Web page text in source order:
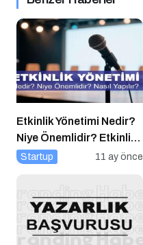
Etkinlik Yönetimi Nedir?
Niye Önemlidir? Etkinlik
Yönetimi Nasıl Yapılır?
Startup 11 ay önce